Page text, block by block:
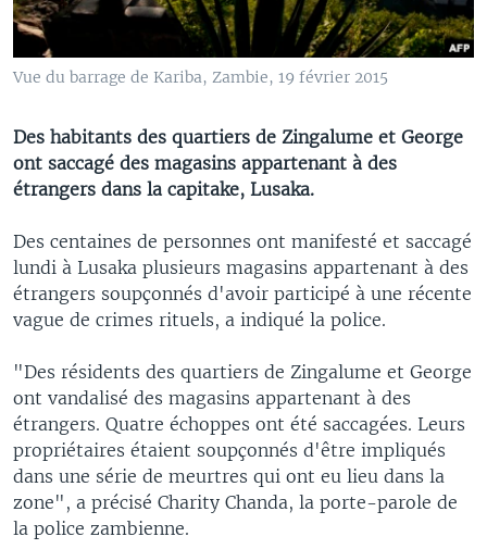
Vue du barrage de Kariba, Zambie, 19 février 2015
Des habitants des quartiers de Zingalume et George
ont saccagé des magasins appartenant à des
étrangers dans la capitake, Lusaka.
Des centaines de personnes ont manifesté et saccagé
lundi à Lusaka plusieurs magasins appartenant à des
étrangers soupçonnés d'avoir participé à une récente
vague de crimes rituels, a indiqué la police.
"Des résidents des quartiers de Zingalume et George
ont vandalisé des magasins appartenant à des
étrangers. Quatre échoppes ont été saccagées. Leurs
propriétaires étaient soupçonnés d'être impliqués
dans une série de meurtres qui ont eu lieu dans la
zone", a précisé Charity Chanda, la porte-parole de
la police zambienne.